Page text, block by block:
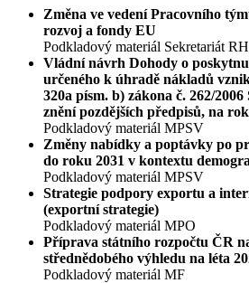
Změna ve vedení Pracovního
rozvoj a fondy EU
Podkladový materiál Sekretariát
Vládní návrh Dohody o
určeného k úhradě nákladů
320a písm. b) zákona č. 262/
znění pozdějších předpisů, na
Podkladový materiál MPSV
Změny nabídky a poptávky po
do roku 2031 v kontextu
Podkladový materiál MPSV
Strategie podpory exportu a
(exportní strategie)
Podkladový materiál MPO
Příprava státního rozpočtu ČR
střednědobého výhledu na léta
Podkladový materiál MF